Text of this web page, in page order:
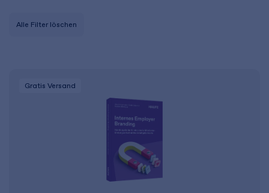
Alle Filter löschen
Gratis Versand